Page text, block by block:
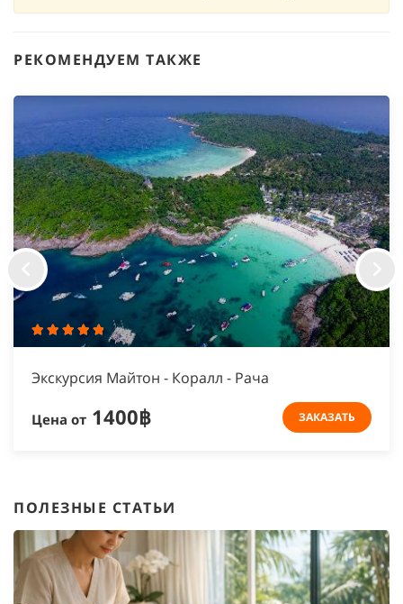
РЕКОМЕНДУЕМ ТАКЖЕ
Экскурсия Майтон - Коралл - Рача
Цена от 1400฿ ЗАКАЗАТЬ
ПОЛЕЗНЫЕ СТАТЬИ